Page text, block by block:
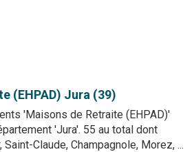
(EHPAD) Jura (39)
'Maisons de Retraite (EHPAD)'
'Jura'. 55 au total dont
Claude, Champagnole, Morez, ...